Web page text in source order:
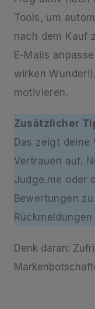
Tools, um
nach dem Kauf
E-Mails
wirken
motivieren.
Zusätzlicher
Das zeigt deine
Vertrauen auf.
Judge.me oder
Bewertungen
Denk daran: